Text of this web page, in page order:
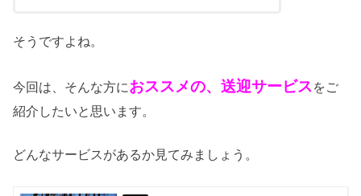
そうですよね。
今回は、そんな方におススメの、送迎サービス をご
紹介したいと思います。
どんなサービスがあるか見てみましょう。